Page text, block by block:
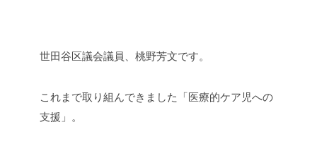
世田谷区議会議員、桃野芳文です。
これまで取り組んできました「医療的ケア児への
支援」。